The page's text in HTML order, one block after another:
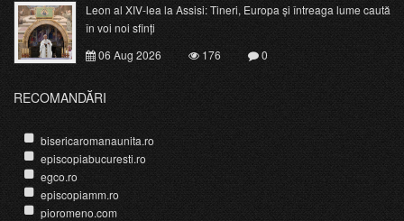
Leon al XIV-lea la Assisi: Tineri, Europa și întreaga lume caută
în voi noi sfinți
06 Aug 2026
176 0
RECOMANDĂRI
bisericaromanaunita.ro
episcopiabucuresti.ro
egco.ro
episcopiamm.ro
pioromeno.com